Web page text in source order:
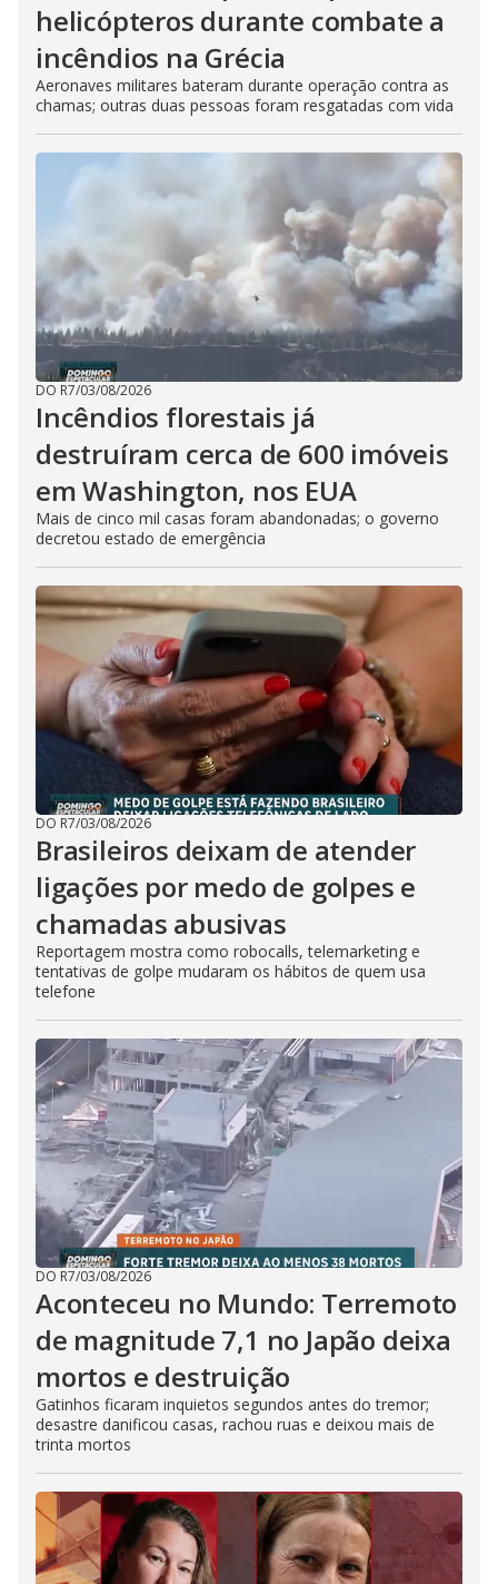
helicópteros durante combate a
incêndios na Grécia
Aeronaves militares bateram durante operação contra as
chamas; outras duas pessoas foram resgatadas com vida
DO R7/03/08/2026
Incêndios florestais já
destruíram cerca de 600 imóveis
em Washington, nos EUA
Mais de cinco mil casas foram abandonadas; o governo
decretou estado de emergência
DO R7/03/08/2026
Brasileiros deixam de atender
ligações por medo de golpes e
chamadas abusivas
Reportagem mostra como robocalls, telemarketing e
tentativas de golpe mudaram os hábitos de quem usa
telefone
DO R7/03/08/2026
Aconteceu no Mundo: Terremoto
de magnitude 7,1 no Japão deixa
mortos e destruição
Gatinhos ficaram inquietos segundos antes do tremor;
desastre danificou casas, rachou ruas e deixou mais de
trinta mortos